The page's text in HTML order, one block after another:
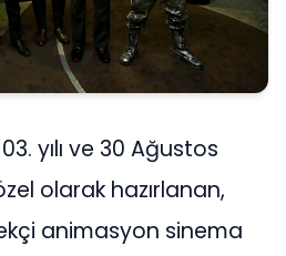
yılı ve 30 Ağustos
olarak hazırlanan,
animasyon sinema